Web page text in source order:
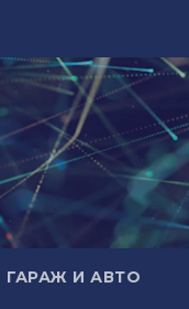
ГАРАЖ И АВТО